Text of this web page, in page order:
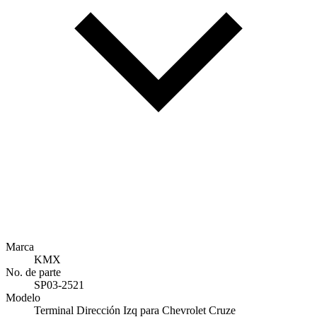
Marca
KMX
No. de parte
SP03-2521
Modelo
Terminal Dirección Izq para Chevrolet Cruze